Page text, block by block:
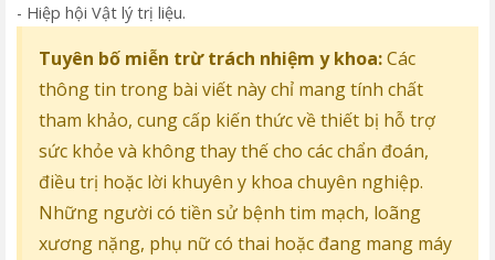
- Hiệp hội Vật lý trị liệu.
Tuyên bố miễn trừ trách nhiệm y khoa:Các
thông tin trong bài viết này chỉ mang tính chất
tham khảo, cung cấp kiến thức về thiết bị hỗ trợ
sức khỏe và không thay thế cho các chẩn đoán,
điều trị hoặc lời khuyên y khoa chuyên nghiệp.
Những người có tiền sử bệnh tim mạch, loãng
xương nặng, phụ nữ có thai hoặc đang mang máy